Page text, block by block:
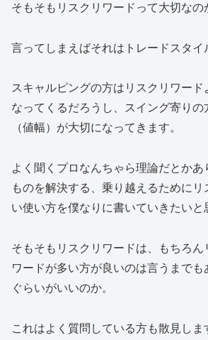
そもそもリスクリワードって大切なの
言ってしまえばそれはトレードスタイ
スキャルピングの方はリスクリワード
なってくるだろうし、スイング寄りの
（値幅）が大切になってきます。
よく聞くプロなんちゃら理論だとかあ
ものを解決する、乗り越えるために
い使い方を僕なりに書いていきたいと
そもそもリスクリワードは、もちろん
ワードが多い方が良いのは言うまで
ぐらいがいいのか。
これはよく質問している方も散見しま